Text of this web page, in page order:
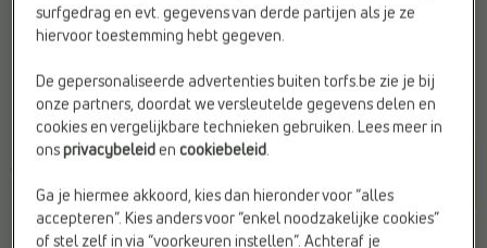
Sneakers wit
€ 99,99
Kleur
r/ Pure Platinum
surfgedrag en evt. gegevens van derde partijen als je ze
hiervoor toestemming hebt gegeven.
De gepersonaliseerde advertenties buiten torfs.be zie je bij
onze partners, doordat we versleutelde gegevens delen en
cookies en vergelijkbare technieken gebruiken. Lees meer in
onsprivacybeleid encookiebeleid.
Ga je hiermee akkoord, kies dan hieronder voor “alles
accepteren”. Kies anders voor “enkel noodzakelijke cookies”
of stel zelf in via “voorkeuren instellen”. Achteraf je